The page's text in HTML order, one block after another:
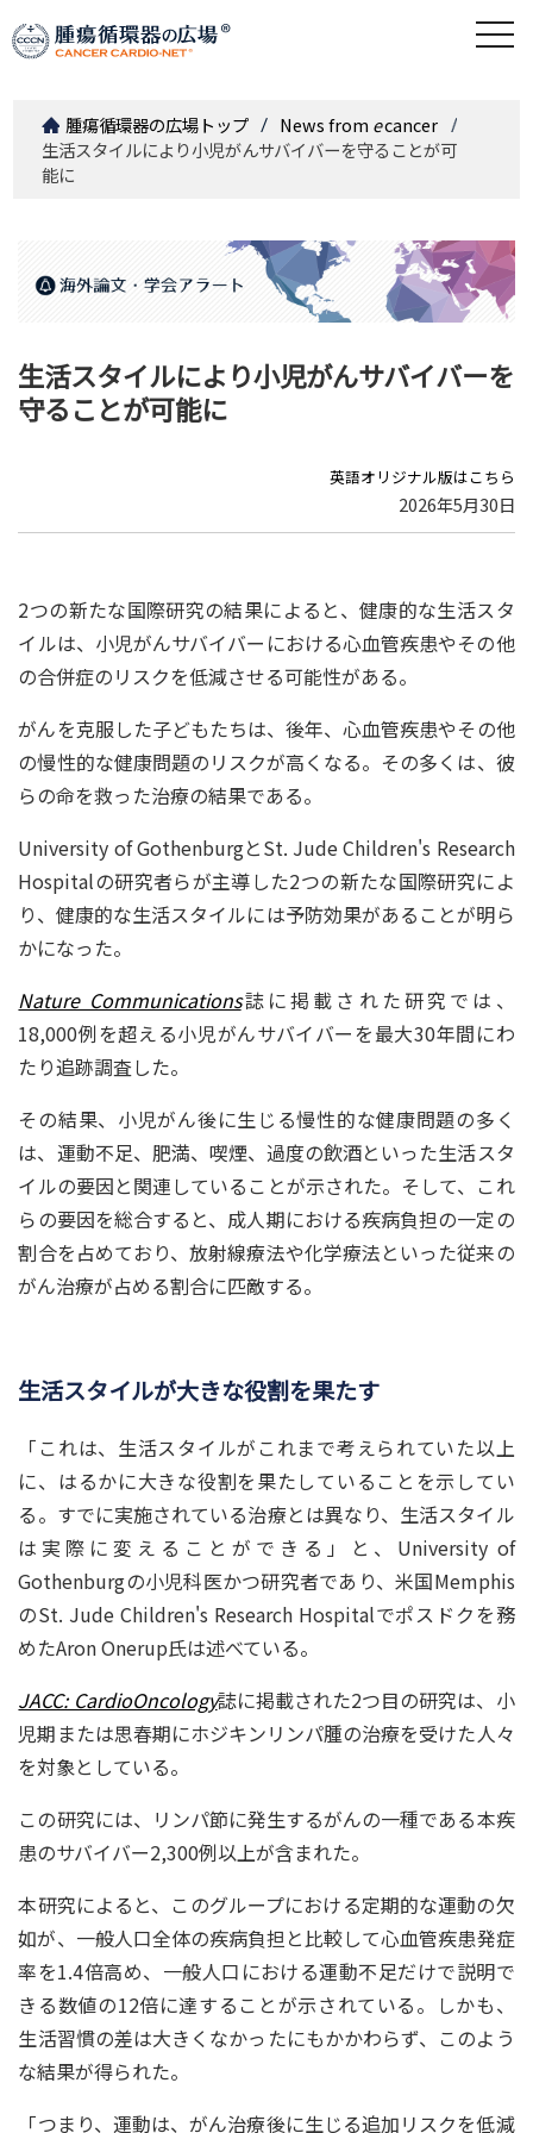
腫瘍循環器の広場トップ News from ecancer
生活スタイルにより小児がんサバイバーを守ることが可
能に
生活スタイルにより小児がんサバイバーを
守ることが可能に
英語オリジナル版はこちら
2026年5月30日
2つの新たな国際研究の結果によると、健康的な生活スタ
イルは、小児がんサバイバーにおける心血管疾患やその他
の合併症のリスクを低減させる可能性がある。
がんを克服した子どもたちは、後年、心血管疾患やその他
の慢性的な健康問題のリスクが高くなる。その多くは、彼
らの命を救った治療の結果である。
University of GothenburgとSt. Jude Children's Research
Hospitalの研究者らが主導した2つの新たな国際研究によ
り、健康的な生活スタイルには予防効果があることが明ら
かになった。
Nature Communications誌に掲載された研究では、
18,000例を超える小児がんサバイバーを最大30年間にわ
たり追跡調査した。
その結果、小児がん後に生じる慢性的な健康問題の多く
は、運動不足、肥満、喫煙、過度の飲酒といった生活スタ
イルの要因と関連していることが示された。そして、これ
らの要因を総合すると、成人期における疾病負担の一定の
割合を占めており、放射線療法や化学療法といった従来の
がん治療が占める割合に匹敵する。
生活スタイルが大きな役割を果たす
「これは、生活スタイルがこれまで考えられていた以上
に、はるかに大きな役割を果たしていることを示してい
る。すでに実施されている治療とは異なり、生活スタイル
は実際に変えることができる」と、University of
Gothenburgの小児科医かつ研究者であり、米国Memphis
のSt. Jude Children's Research Hospitalでポスドクを務
めたAron Onerup氏は述べている。
JACC: CardioOncology誌に掲載された2つ目の研究は、小
児期または思春期にホジキンリンパ腫の治療を受けた人々
を対象としている。
この研究には、リンパ節に発生するがんの一種である本疾
患のサバイバー2,300例以上が含まれた。
本研究によると、このグループにおける定期的な運動の欠
如が、一般人口全体の疾病負担と比較して心血管疾患発症
率を1.4倍高め、一般人口における運動不足だけで説明で
きる数値の12倍に達することが示されている。しかも、
生活習慣の差は大きくなかったにもかかわらず、このよう
な結果が得られた。
「つまり、運動は、がん治療後に生じる追加リスクを低減